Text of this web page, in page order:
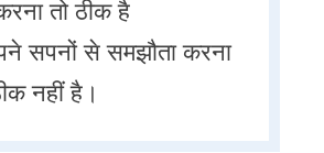
तो ठीक है
सपनों से समझौता करना
नहीं है।